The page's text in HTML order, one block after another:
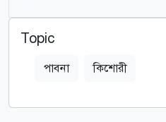
Topic
পাবনা কিশোরী